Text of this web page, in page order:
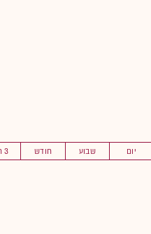
יום שבוע חודש 3 חוד'